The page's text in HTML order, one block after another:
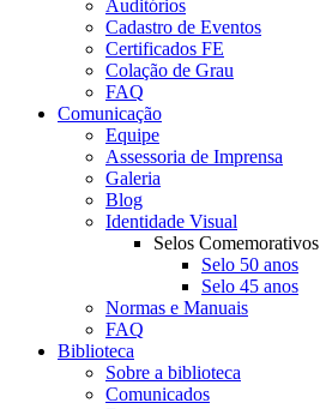
Auditórios
Cadastro de Eventos
Certificados FE
Colação de Grau
FAQ
Comunicação
Equipe
Assessoria de Imprensa
Galeria
Blog
Identidade Visual
Selos Comemorativos
Selo 50 anos
Selo 45 anos
Normas e Manuais
FAQ
Biblioteca
Sobre a biblioteca
Comunicados